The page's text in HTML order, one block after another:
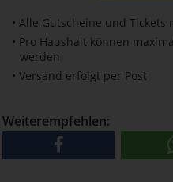
• Alle Gutscheine und
• Pro Haushalt können
werden
• Versand erfolgt per Post
Weiterempfehlen: